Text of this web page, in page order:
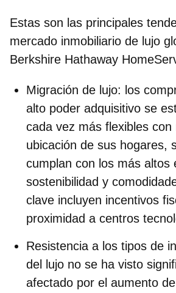
Estas son las principales
mercado inmobiliario de lujo
Berkshire Hathaway
Migración de lujo: los
alto poder adquisitivo se
cada vez más flexibles
ubicación de sus hogares,
cumplan con los más altos
sostenibilidad y
clave incluyen incentivos
proximidad a centros
Resistencia a los tipos de
del lujo no se ha visto
afectado por el aumento